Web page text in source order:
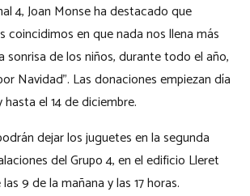
4, Joan Monse ha destacado que
coincidimos en que nada nos llena más
sonrisa de los niños, durante todo el año,
Navidad”. Las donaciones empiezan día
el 14 de diciembre.
dejar los juguetes en la segunda
del Grupo 4, en el edificio Lleret
9 de la mañana y las 17 horas.